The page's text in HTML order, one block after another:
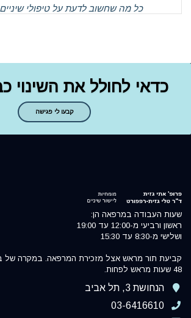
כל מה שחשוב לדעת על טיפולי
כדאי לחולל את השינוי
קבעו לי פגישה
שעות העבודה במרפאה הן:
ראשון ורביעי מ-12:00 עד 19:00
ושלישי מ-8:30 עד 15:30
קביעת תור מראש אצל מזכירת המרפאה. במקרה של
48 שעות מראש לפחות.
הנחושת 3, תל אביב
03-6416610